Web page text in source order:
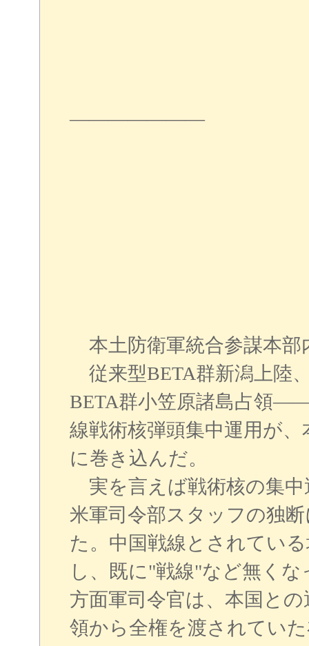
―――――――
本土防衛軍統合参謀本部
従来型BETA群新潟上陸
BETA群小笠原諸島占領
線戦術核弾頭集中運用が
に巻き込んだ。
実を言えば戦術核の集中
米軍司令部スタッフの独
た。中国戦線とされてい
し、既に"戦線"など無く
方面軍司令官は、本国と
領から全権を渡されてい